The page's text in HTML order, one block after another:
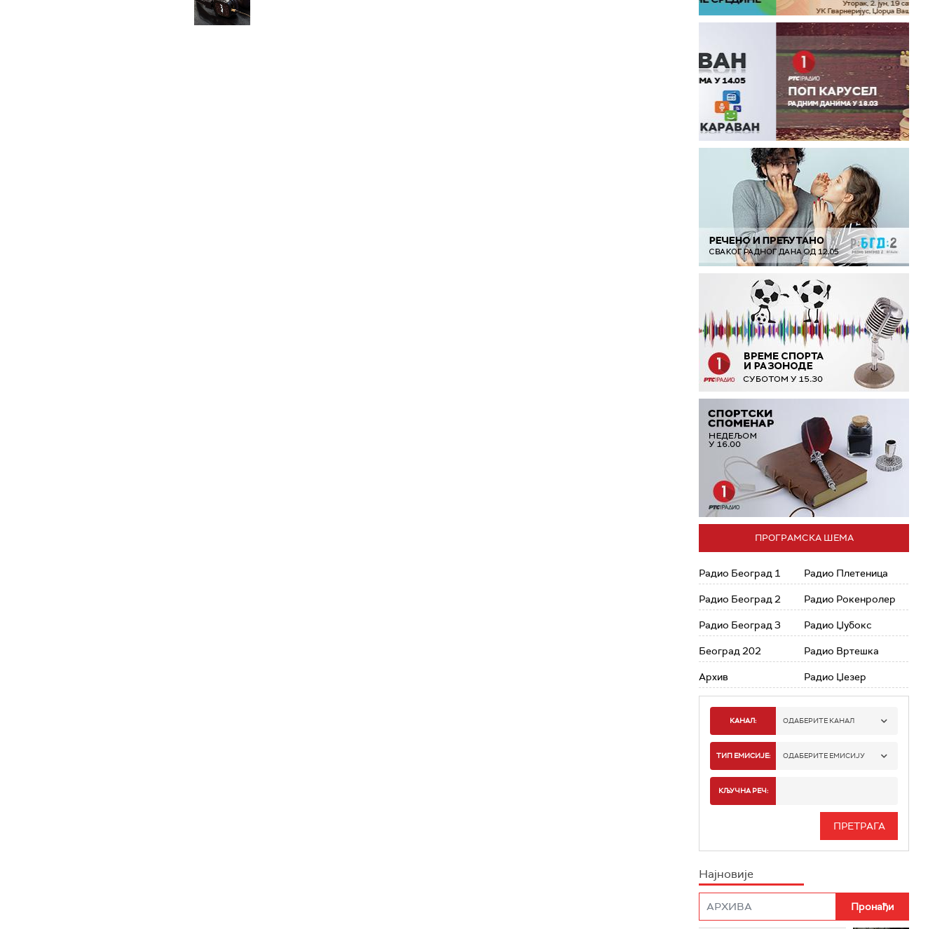
ПРОГРАМСКА ШЕМА
Радио Београд 1
Радио Београд 2
Радио Београд 3
Београд 202
Архив
Радио Плетеница
Радио Рокенролер
Радио Џубокс
Радио Вртешка
Радио Џезер
КАНАЛ: ОДАБЕРИТЕ КАНАЛ
РАДИО БЕОГРАД 1
РАДИО БЕОГРАД 3
РАДИО РОКЕНРОЛЕР
ТИП ЕМИСИЈЕ: ОДАБЕРИТЕ ЕМИСИЈУ
ИНФО
КЉУЧНА РЕЧ:
Најновије